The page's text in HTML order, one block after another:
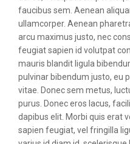
faucibus sem. Aenean
ullamcorper. Aenean
arcu maximus justo, nec
feugiat sapien id volutpat
mauris blandit ligula
pulvinar bibendum justo, eu
vitae. Donec sem metus,
purus. Donec eros lacus,
dapibus elit. Morbi quis erat
sapien feugiat, vel fringilla